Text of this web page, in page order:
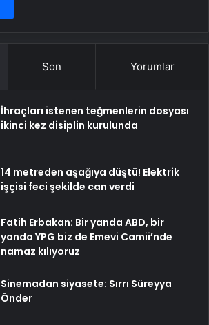
Son Yorumlar
İhraçları istenen teğmenlerin dosyası
ikinci kez disiplin kurulunda
14 metreden aşağıya düştü! Elektrik
işçisi feci şekilde can verdi
Fatih Erbakan: Bir yanda ABD, bir
yanda YPG biz de Emevi Camii’nde
namaz kılıyoruz
Sinemadan siyasete: Sırrı Süreyya
Önder